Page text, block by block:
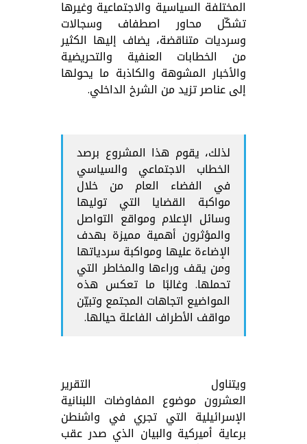
المختلفة السياسية والاجتماعية وغيرها
تشكّل محاور اصطفاف وسجالات
وسرديات متناقضة، يضاف إليها الكثير
من الخطابات العنفية والتحريضية
والأخبار المشوهة والكاذبة ما يحولها
إلى عناصر تزيد من الشرخ الداخلي.
لذلك، يقوم هذا المشروع برصد
الخطاب الاجتماعي والسياسي
في الفضاء العام من خلال
مواكبة القضايا التي توليها
وسائل الإعلام ومواقع التواصل
والمؤثرون أهمية مميزة بهدف
الإضاءة عليها ومواكبة سردياتها
ومن يقف وراءها والمخاطر التي
تحملها. وغالبًا ما تعكس هذه
المواضيع اتجاهات المجتمع وتبيّن
مواقف الأطراف الفاعلة حيالها.
ويتناول التقرير
العشرون موضوع المفاوضات اللبنانية
الإسرائيلية التي تجري في واشنطن
برعاية أميركية والبيان الذي صدر عقب